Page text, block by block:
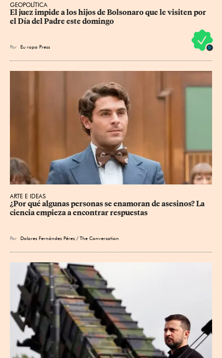
GEOPOLÍTICA
El juez impide a los hijos de Bolsonaro que le visiten por
el Día del Padre este domingo
Por Eu ropa Press
ARTE E IDEAS
¿Por qué algunas personas se enamoran de asesinos? La
ciencia empieza a encontrar respuestas
Por Dolores Fernández Pérez / The Conversation